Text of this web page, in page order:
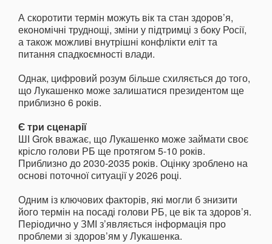
А скоротити термін можуть вік та стан здоров’я,
економічні труднощі, зміни у підтримці з боку Росії,
а також можливі внутрішні конфлікти еліт та
питання спадкоємності влади.
Однак, цифровий розум більше схиляється до того,
що Лукашенко може залишатися президентом ще
приблизно 6 років.
Є три сценарії
ШІ Grok вважає, що Лукашенко може займати своє
крісло голови РБ ще протягом 5-10 років.
Приблизно до 2030-2035 років. Оцінку зроблено на
основі поточної ситуації у 2026 році.
Одним із ключових факторів, які могли б знизити
його термін на посаді голови РБ, це вік та здоров’я.
Періодично у ЗМІ з’являється інформація про
проблеми зі здоров’ям у Лукашенка.